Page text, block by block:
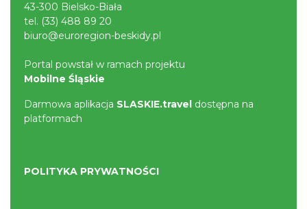
43-300 Bielsko-Biała
tel. (33) 488 89 20
biuro@euroregion-beskidy.pl
Portal powstał w ramach projektu
Mobilne Śląskie
Darmowa aplikacja SLASKIE.travel dostępna na
platformach
POLITYKA PRYWATNOŚCI